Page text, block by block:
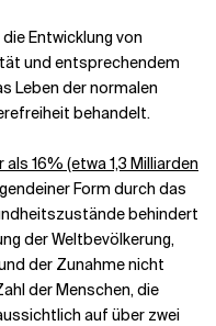
Entwicklung von
und entsprechendem
Leben der normalen
behandelt.
16% (etwa 1,3 Milliarden
Form durch das
behindert
der Weltbevölkerung,
der Zunahme nicht
der Menschen, die
auf über zwei